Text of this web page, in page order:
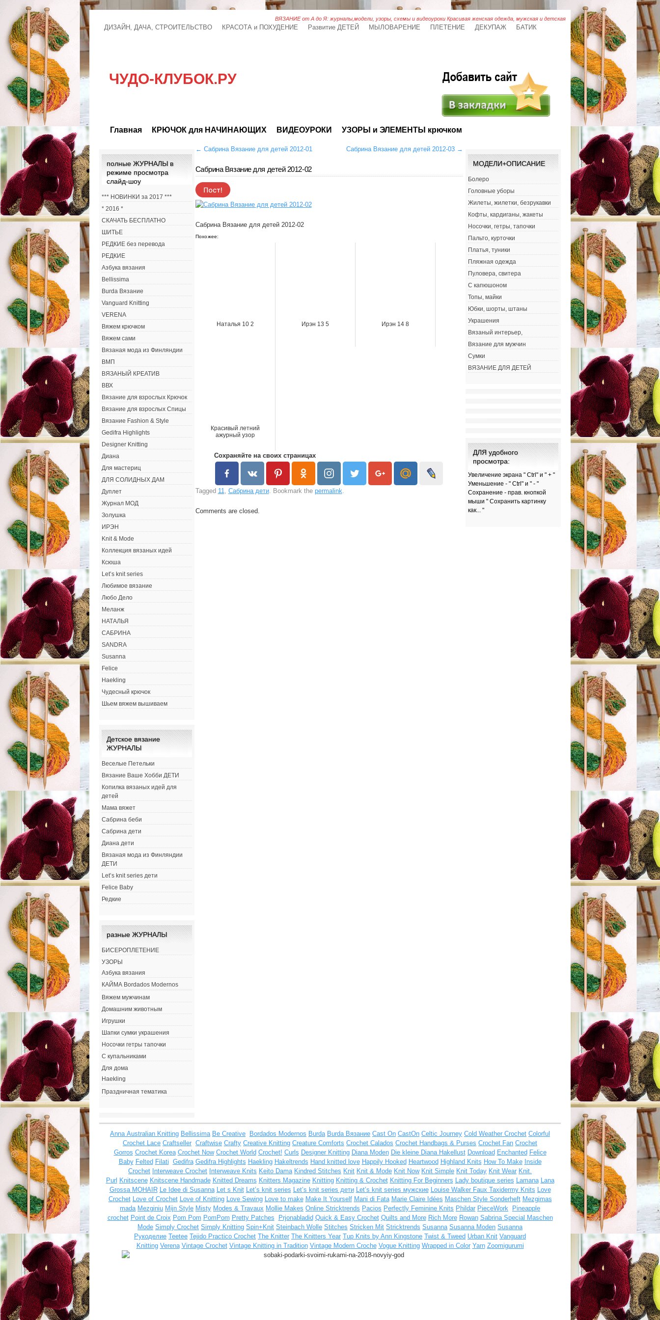
ВЯЗАНИЕ от А до Я: журналы,модели, узоры, схемы и видеоуроки Красивая женская одежда, мужская и детская
ДИЗАЙН, ДАЧА, СТРОИТЕЛЬСТВО КРАСОТА и ПОХУДЕНИЕ Развитие ДЕТЕЙ МЫЛОВАРЕНИЕ ПЛЕТЕНИЕ ДЕКУПАЖ БАТИК
ЧУДО-КЛУБОК.РУ
Главная КРЮЧОК для НАЧИНАЮЩИХ ВИДЕОУРОКИ УЗОРЫ и ЭЛЕМЕНТЫ крючком
← Сабрина Вязание для детей 2012-01 Сабрина Вязание для детей 2012-03 →
Сабрина Вязание для детей 2012-02
Сабрина Вязание для детей 2012-02
Похожее:
Наталья 10 2 Ирэн 13 5 Ирэн 14 8
Красивый летний
ажурный узор
Сохраняйте на своих страницах
Tagged 11 Сабрина дети. Bookmark the permalink
Comments are closed.
полные ЖУРНАЛЫ в
режиме просмотра
слайд-шоу
*** НОВИНКИ за 2017 ***
* 2016 *
СКАЧАТЬ БЕСПЛАТНО
ШИТЬЕ
РЕДКИЕ без перевода
РЕДКИЕ
Азбука вязания
Bellissima
Burda Вязание
Vanguard Knitting
VERENA
Вяжем крючком
Вяжем сами
Вязаная мода из Финляндии
ВМП
ВЯЗАНЫЙ КРЕАТИВ
ВВХ
Вязание для взрослых Крючок
Вязание для взрослых Спицы
Вязание Fashion & Style
Gedifra Highlights
Designer Knitting
Диана
Для мастериц
ДЛЯ СОЛИДНЫХ ДАМ
Дуплет
Журнал МОД
Золушка
ИРЭН
Knit & Mode
Коллекция вязаных идей
Ксюша
Let’s knit series
Любимое вязание
Любо Дело
Меланж
НАТАЛЬЯ
САБРИНА
SANDRA
Susanna
Felice
Haekling
Чудесный крючок
Шьем вяжем вышиваем
Детское вязание
ЖУРНАЛЫ
Веселые Петельки
Вязание Ваше Хобби ДЕТИ
Копилка вязаных идей для
детей
Мама вяжет
Сабрина беби
Сабрина дети
Диана дети
Вязаная мода из Финляндии
ДЕТИ
Let’s knit series дети
Felice Baby
Редкие
разные ЖУРНАЛЫ
БИСЕРОПЛЕТЕНИЕ
УЗОРЫ
Азбука вязания
КАЙМА Bordados Modernos
Вяжем мужчинам
Домашним животным
Игрушки
Шапки сумки украшения
Носочки гетры тапочки
С купальниками
Для дома
Haekling
Праздничная тематика
МОДЕЛИ+ОПИСАНИЕ
Болеро
Головные уборы
Жилеты, жилетки, безрукавки
Кофты, кардиганы, жакеты
Носочки, гетры, тапочки
Пальто, курточки
Платья, туники
Пляжная одежда
Пуловера, свитера
С капюшоном
Топы, майки
Юбки, шорты, штаны
Украшения
Вязаный интерьер,
Вязание для мужчин
Сумки
ВЯЗАНИЕ ДЛЯ ДЕТЕЙ
ДЛЯ удобного
просмотра:
Увеличение экрана " Ctrl" и " + "
Уменьшение - " Ctrl" и " - "
Сохранение - прав. кнопкой
мыши " Сохранить картинку
как... "
Anna Australian Knitting Bellissima Be Creative Bordados Modernos Burda Burda Вязание Cast On CastOn Celtic Journey Cold Weather Crochet Colorful
Crochet Lace Craftseller Craftwise Crafty Creative Knitting Creature Comforts Crochet Calados Crochet Handbags & Purses Crochet Fan Crochet
Gorros Crochet Korea Crochet Now Crochet World Crochet! Curls Designer Knitting Diana Moden Die kleine Diana Hakellust Download Enchanted Felice
Baby Felted Filati Gedifra Gedifra Highlights Haekling Hakeltrends Hand knitted love Happily Hooked Heartwood Highland Knits How To Make Inside
Crochet Interweave Crochet Interweave Knits Keito Dama Kindred Stitches Knit Knit & Mode Knit Now Knit Simple Knit Today Knit Wear Knit.
Purl Knitscene Knitscene Handmade Knitted Dreams Knitters Magazine Knitting Knitting & Crochet Knitting For Beginners Lady boutique series Lamana Lana
Grossa MOHAIR Le Idee di Susanna Let s Knit Let’s knit series Let’s knit series дети Let’s knit series мужские Louise Walker Faux Taxidermy Knits Love
Crochet Love of Crochet Love of Knitting Love Sewing Love to make Make It Yourself Mani di Fata Marie Claire Idées Maschen Style Sonderheft Mezgimas
mada Mezginiu Mijn Style Misty Modes & Travaux Mollie Makes Online Stricktrends Pacios Perfectly Feminine Knits Phildar PieceWork
Pineapple
crochet Point de Croix Pom Pom PomPom Pretty Patches Prjonabladid Quick & Easy Crochet Quilts and More Rich More Rowan Sabrina Special Maschen
Mode Simply Crochet Simply Knitting Spin+Knit Steinbach Wolle Stitches Stricken Mit Stricktrends Susanna Susanna Moden Susanna
Рукоделие Teetee Tejido Practico Crochet The Knitter The Knitters Year Tup Knits by Ann Kingstone Twist & Tweed Urban Knit Vanguard
Knitting Verena Vintage Crochet Vintage Knitting in Tradition Vintage Modern Croche Vogue Knitting Wrapped in Color Yarn Zoomigurumi